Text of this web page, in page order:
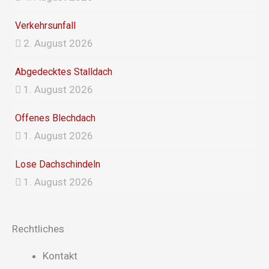
Verkehrsunfall
2. August 2026
Abgedecktes Stalldach
1. August 2026
Offenes Blechdach
1. August 2026
Lose Dachschindeln
1. August 2026
Rechtliches
Main
Kontakt